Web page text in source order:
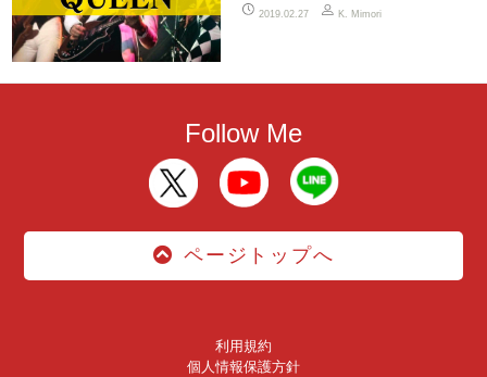
2019.02.27 K. Mimori
Follow Me
ページトップへ
利用規約
個人情報保護方針